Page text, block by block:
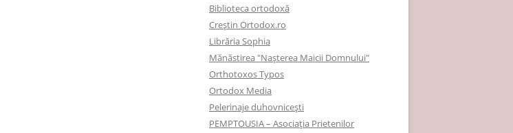
Biblioteca ortodoxă
Creştin Ortodox.ro
Librăria Sophia
Mănăstirea "Naşterea Maicii Domnului"
Orthotoxos Typos
Ortodox Media
Pelerinaje duhovnicești
PEMPTOUSIA – Asociația Prietenilor